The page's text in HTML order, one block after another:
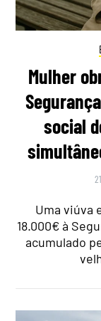
Mulher
social
Uma viúva
18.000€ à
acumulado